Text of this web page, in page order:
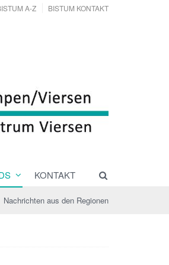
A-Z BISTUM KONTAKT
KONTAKT
Nachrichten aus den Regionen